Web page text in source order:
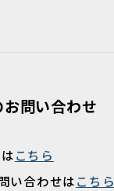
問い合わせ
こちら
い合わせはこちら